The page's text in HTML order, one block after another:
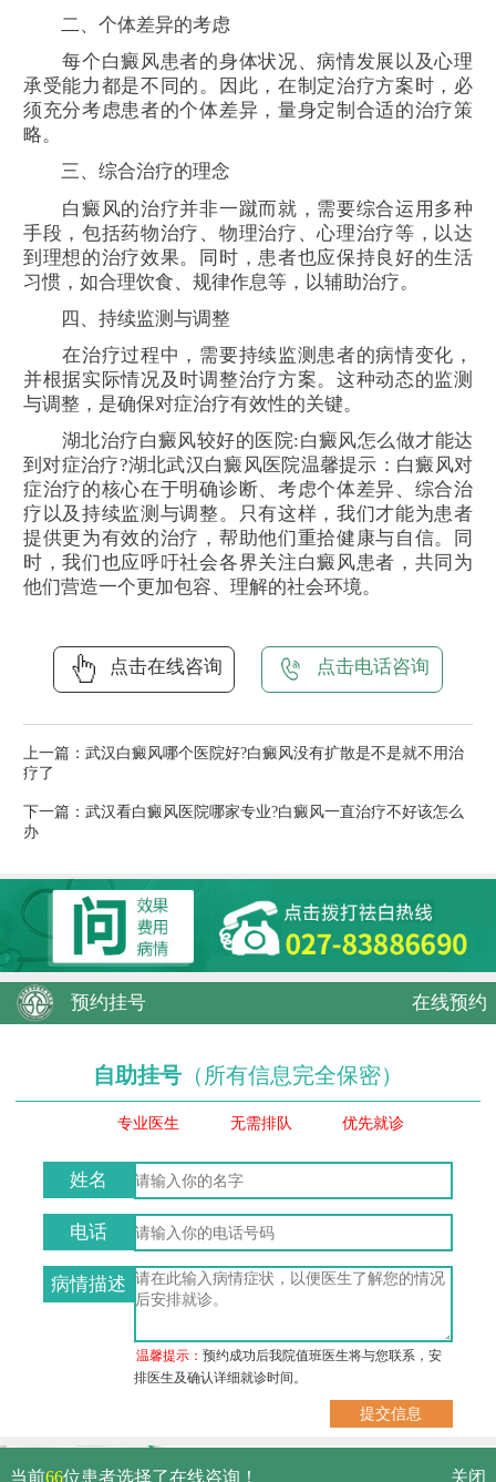
二、个体差异的考虑
每个白癜风患者的身体状况、病情发展以及心理
承受能力都是不同的。因此，在制定治疗方案时，必
须充分考虑患者的个体差异，量身定制合适的治疗策
略。
三、综合治疗的理念
白癜风的治疗并非一蹴而就，需要综合运用多种
手段，包括药物治疗、物理治疗、心理治疗等，以达
到理想的治疗效果。同时，患者也应保持良好的生活
习惯，如合理饮食、规律作息等，以辅助治疗。
四、持续监测与调整
在治疗过程中，需要持续监测患者的病情变化，
并根据实际情况及时调整治疗方案。这种动态的监测
与调整，是确保对症治疗有效性的关键。
湖北治疗白癜风较好的医院:白癜风怎么做才能达
到对症治疗?湖北武汉白癜风医院温馨提示：白癜风对
症治疗的核心在于明确诊断、考虑个体差异、综合治
疗以及持续监测与调整。只有这样，我们才能为患者
提供更为有效的治疗，帮助他们重拾健康与自信。同
时，我们也应呼吁社会各界关注白癜风患者，共同为
他们营造一个更加包容、理解的社会环境。
点击在线咨询 点击电话咨询
上一篇： 武汉白癜风哪个医院好?白癜风没有扩散是不是就不用治
疗了
下一篇： 武汉看白癜风医院哪家专业?白癜风一直治疗不好该怎么
办
预约挂号 在线预约
自助挂号 （所有信息完全保密）
专业医生 无需排队 优先就诊
姓名
电话
病情描述
温馨提示：预约成功后我院值班医生将与您联系，安
排医生及确认详细就诊时间。
武汉市硚口区解放大道479号
当前66位患者选择了在线咨询！ 关闭